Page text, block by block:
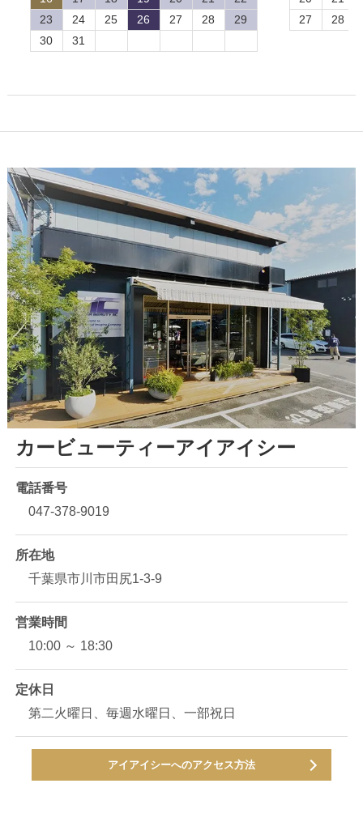
23
24 25 26 27 28
29
30
31
27
28
カービューティーアイアイシー
電話番号
047-378-9019
所在地
千葉県市川市田尻1-3-9
営業時間
10:00 ～ 18:30
定休日
第二火曜日、毎週水曜日、一部祝日
アイアイシーへのアクセス方法